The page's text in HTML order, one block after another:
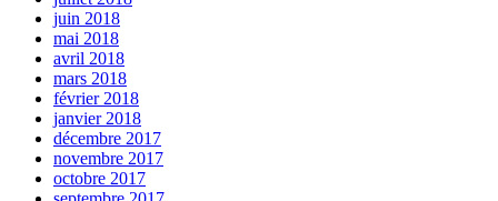
juin 2018
mai 2018
avril 2018
mars 2018
février 2018
janvier 2018
décembre 2017
novembre 2017
octobre 2017